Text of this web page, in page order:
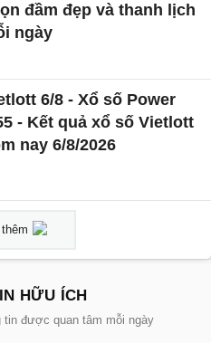
đầm đẹp và thanh lịch
ngày
6/8 - Xổ số Power
- Kết quả xổ số Vietlott
nay 6/8/2026
HỮU ÍCH
tin được quan tâm mỗi ngày